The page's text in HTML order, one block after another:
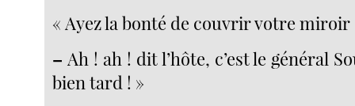
« Ayez la bonté de couvrir votre miroir
– Ah ! ah ! dit l’hôte, c’est le général
bien tard ! »